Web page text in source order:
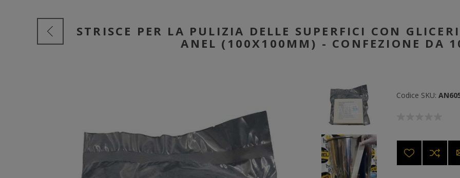
STRISCE PER LA PULIZIA DELLE SUPERFICI CON
ANEL (100X100MM) - CONFEZIONE DA
Codice SKU: